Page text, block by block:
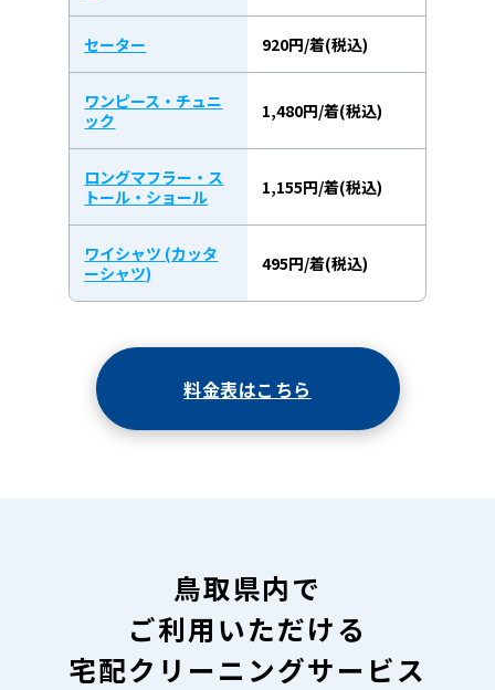
セーター 920円/着(税込)
ワンピース・チュニ
ック
1,480円/着(税込)
ロングマフラー・ス
トール・ショール
1,155円/着(税込)
ワイシャツ (カッタ
ーシャツ)
495円/着(税込)
料金表はこちら
鳥取県内で
ご利用いただける
宅配クリーニングサービス